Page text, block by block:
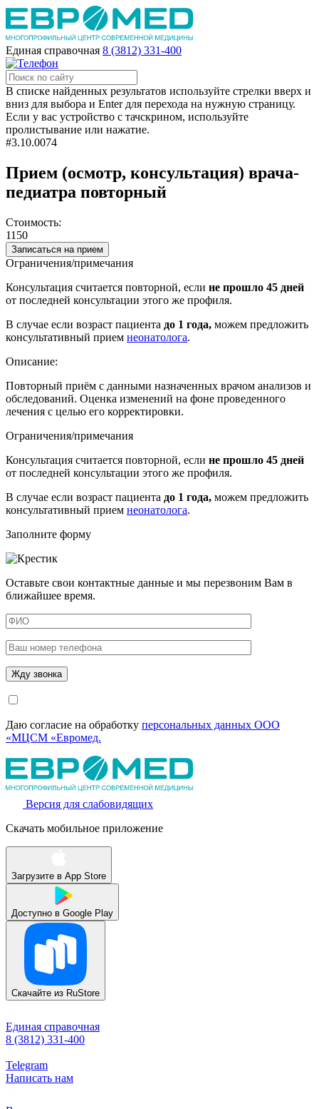
Единая справочная 8 (3812) 331-400
В списке найденных результатов используйте стрелки вверх и
вниз для выбора и Enter для перехода на нужную страницу.
Если у вас устройство с тачскрином, используйте
пролистывание или нажатие.
#3.10.0074
Прием (осмотр, консультация) врача-
педиатра повторный
Стоимость:
1150
Записаться на прием
Ограничения/примечания
Консультация считается повторной, если не прошло 45 дней
от последней консультации этого же профиля.
В случае если возраст пациента до 1 года, можем предложить
консультативный прием неонатолога.
Описание:
Повторный приём с данными назначенных врачом анализов и
обследований. Оценка изменений на фоне проведенного
лечения с целью его корректировки.
Ограничения/примечания
Консультация считается повторной, если не прошло 45 дней
от последней консультации этого же профиля.
В случае если возраст пациента до 1 года, можем предложить
консультативный прием неонатолога.
Заполните форму
Оставьте свои контактные данные и мы перезвоним Вам в
ближайшее время.
Даю согласие на обработку персональных данных ООО
«МЦСМ «Евромед.
Версия для слабовидящих
Скачать мобильное приложение
Загрузите в App Store
Доступно в Google Play
Скачайте из RuStore
Единая справочная
8 (3812) 331-400
Telegram
Написать нам